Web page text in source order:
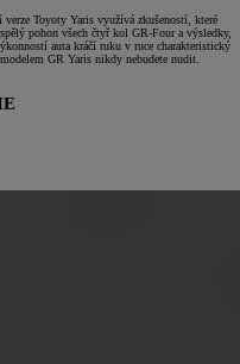
Toyoty Yaris využívá zkušeností, které
pohon všech čtyř kol GR-Four a výsledky,
auta kráčí ruku v ruce charakteristický
GR Yaris nikdy nebudete nudit.